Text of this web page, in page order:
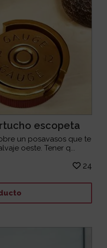
escopeta
un posavasos que te
oeste. Tener q...
24